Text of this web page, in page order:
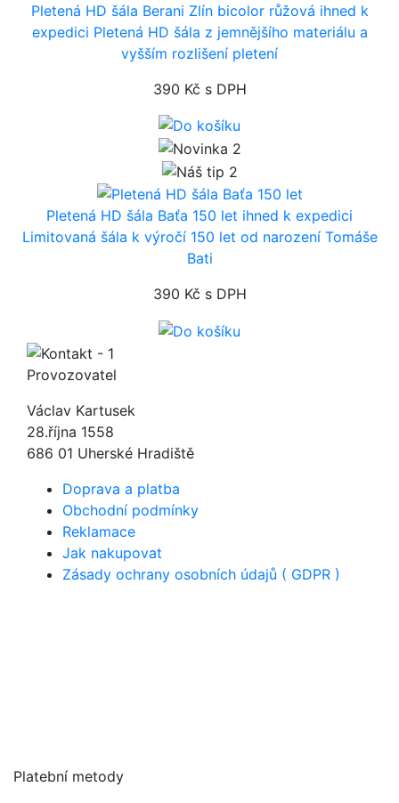
Pletená HD šála Berani Zlín bicolor růžová ihned k
expedici Pletená HD šála z jemnějšího materiálu a
vyšším rozlišení pletení
390 Kč s DPH
Pletená HD šála Baťa 150 let ihned k expedici
Limitovaná šála k výročí 150 let od narození Tomáše
Bati
390 Kč s DPH
Provozovatel
Václav Kartusek
28.října 1558
686 01 Uherské Hradiště
Doprava a platba
Obchodní podmínky
Reklamace
Jak nakupovat
Zásady ochrany osobních údajů ( GDPR )
Platební metody